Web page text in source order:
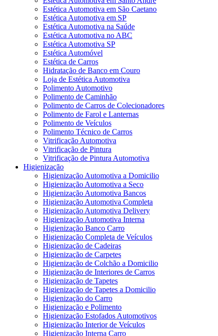
Estética Automotiva em São Caetano
Estética Automotiva em SP
Estética Automotiva na Saúde
Estética Automotiva no ABC
Estética Automotiva SP
Estética Automóvel
Estética de Carros
Hidratação de Banco em Couro
Loja de Estética Automotiva
Polimento Automotivo
Polimento de Caminhão
Polimento de Carros de Colecionadores
Polimento de Farol e Lanternas
Polimento de Veículos
Polimento Técnico de Carros
Vitrificação Automotiva
Vitrificação de Pintura
Vitrificação de Pintura Automotiva
Higienização
Higienização Automotiva a Domicilio
Higienização Automotiva a Seco
Higienização Automotiva Bancos
Higienização Automotiva Completa
Higienização Automotiva Delivery
Higienização Automotiva Interna
Higienização Banco Carro
Higienização Completa de Veículos
Higienização de Cadeiras
Higienização de Carpetes
Higienização de Colchão a Domicilio
Higienização de Interiores de Carros
Higienização de Tapetes
Higienização de Tapetes a Domicilio
Higienização do Carro
Higienização e Polimento
Higienização Estofados Automotivos
Higienização Interior de Veículos
Higienização Interna Carro